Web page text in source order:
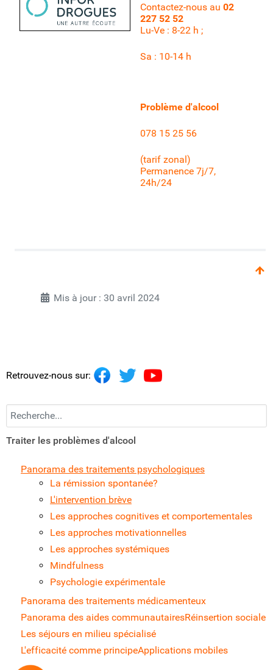
Contactez-nous au 02
227 52 52
Lu-Ve : 8-22 h ;
Sa : 10-14 h
Problème d'alcool
078 15 25 56
(tarif zonal)
Permanence 7j/7,
24h/24
Mis à jour : 30 avril 2024
Retrouvez-nous sur:
Recherchez...
Traiter les problèmes d'alcool
Panorama des traitements psychologiques
La rémission spontanée?
L'intervention brève
Les approches cognitives et comportementales
Les approches motivationnelles
Les approches systémiques
Mindfulness
Psychologie expérimentale
Panorama des traitements médicamenteux
Panorama des aides communautairesRéinsertion sociale
Les séjours en milieu spécialisé
L'efficacité comme principeApplications mobiles